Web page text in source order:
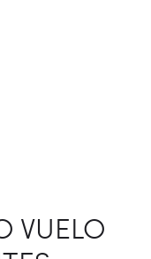
VUELO